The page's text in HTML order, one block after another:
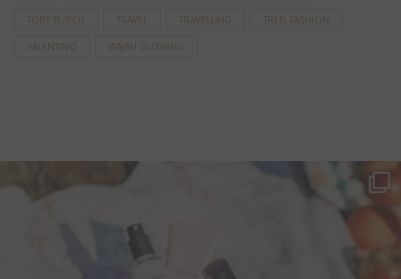
TORY BURCH TRAVEL TRAVELLING TREN FASHION
VALENTINO WAJAH GLOWING